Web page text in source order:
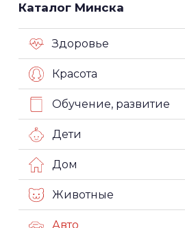
Каталог Минска
Здоровье
Красота
Обучение, развитие
Дети
Дом
Животные
Авто